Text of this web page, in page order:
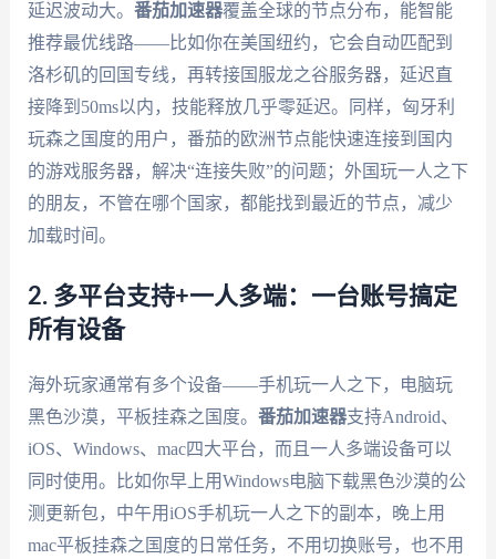
延迟波动大。 番茄加速器覆盖全球的节点分布，能智能
推荐最优线路——比如你在美国纽约，它会自动匹配到
洛杉矶的回国专线，再转接国服龙之谷服务器，延迟直
接降到50ms以内，技能释放几乎零延迟。同样，匈牙利
玩森之国度的用户，番茄的欧洲节点能快速连接到国内
的游戏服务器，解决“连接失败”的问题；外国玩一人之下
的朋友，不管在哪个国家，都能找到最近的节点，减少
加载时间。
2. 多平台支持+一人多端：一台账号搞定
所有设备
海外玩家通常有多个设备——手机玩一人之下，电脑玩
黑色沙漠，平板挂森之国度。 番茄加速器支持Android、
iOS、Windows、mac四大平台，而且一人多端设备可以
同时使用。比如你早上用Windows电脑下载黑色沙漠的公
测更新包，中午用iOS手机玩一人之下的副本，晚上用
mac平板挂森之国度的日常任务，不用切换账号，也不用